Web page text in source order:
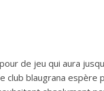
de jeu qui aura
club blaugrana espère